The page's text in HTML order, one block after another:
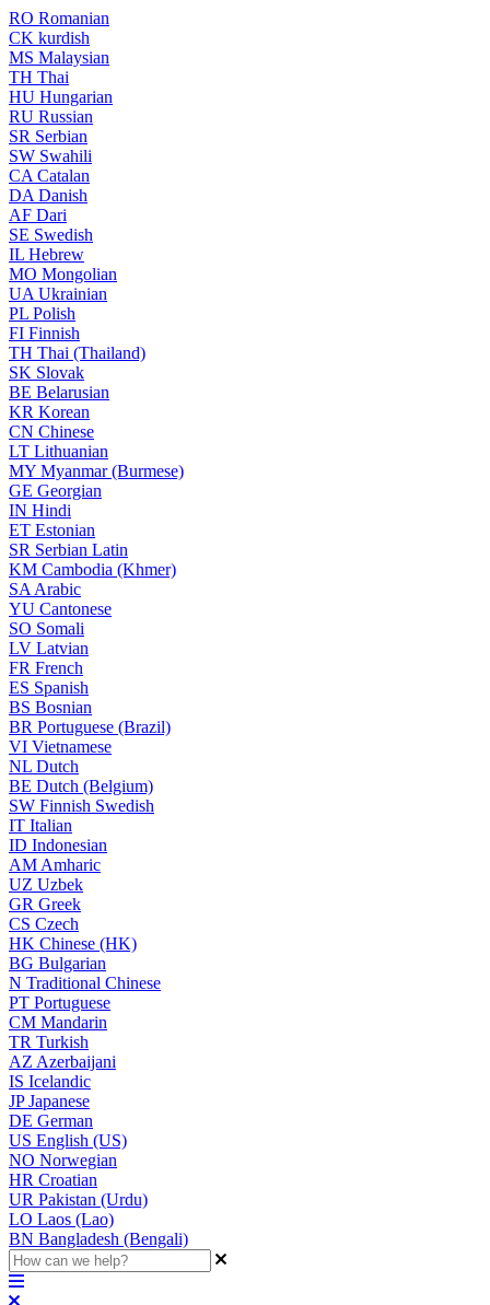
RO Romanian
CK kurdish
MS Malaysian
TH Thai
HU Hungarian
RU Russian
SR Serbian
SW Swahili
CA Catalan
DA Danish
AF Dari
SE Swedish
IL Hebrew
MO Mongolian
UA Ukrainian
PL Polish
FI Finnish
TH Thai (Thailand)
SK Slovak
BE Belarusian
KR Korean
CN Chinese
LT Lithuanian
MY Myanmar (Burmese)
GE Georgian
IN Hindi
ET Estonian
SR Serbian Latin
KM Cambodia (Khmer)
SA Arabic
YU Cantonese
SO Somali
LV Latvian
FR French
ES Spanish
BS Bosnian
BR Portuguese (Brazil)
VI Vietnamese
NL Dutch
BE Dutch (Belgium)
SW Finnish Swedish
IT Italian
ID Indonesian
AM Amharic
UZ Uzbek
GR Greek
CS Czech
HK Chinese (HK)
BG Bulgarian
N Traditional Chinese
PT Portuguese
CM Mandarin
TR Turkish
AZ Azerbaijani
IS Icelandic
JPJapanese
DE German
US English (US)
NO Norwegian
HR Croatian
UR Pakistan (Urdu)
LO Laos (Lao)
BN Bangladesh (Bengali)